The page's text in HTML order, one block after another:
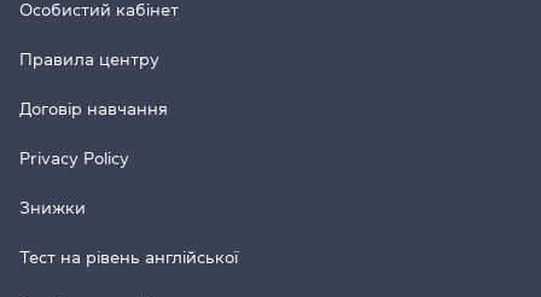
Особистий кабінет
Правила центру
Договір навчання
Privacy Policy
Знижки
Тест на рівень англійської